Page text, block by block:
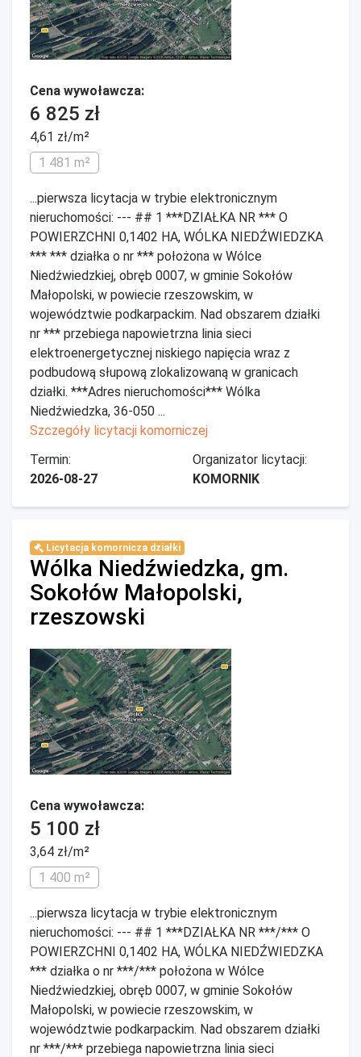
Cena wywoławcza:
6 825 zł
4,61 zł/m²
1 481 m²
...pierwsza licytacja w trybie elektronicznym
nieruchomości: --- ## 1 ***DZIAŁKA NR *** O
POWIERZCHNI 0,1402 HA, WÓLKA NIEDŹWIEDZKA
*** *** działka o nr *** położona w Wólce
Niedźwiedzkiej, obręb 0007, w gminie Sokołów
Małopolski, w powiecie rzeszowskim, w
województwie podkarpackim. Nad obszarem działki
nr *** przebiega napowietrzna linia sieci
elektroenergetycznej niskiego napięcia wraz z
podbudową słupową zlokalizowaną w granicach
działki. ***Adres nieruchomości*** Wólka
Niedźwiedzka, 36-050 ...
Szczegóły licytacji komorniczej
Termin:
2026-08-27
Organizator licytacji:
KOMORNIK
Licytacja komornicza działki
Wólka Niedźwiedzka, gm.
Sokołów Małopolski,
rzeszowski
Cena wywoławcza:
5 100 zł
3,64 zł/m²
1 400 m²
...pierwsza licytacja w trybie elektronicznym
nieruchomości: --- ## 1 ***DZIAŁKA NR ***/*** O
POWIERZCHNI 0,1402 HA, WÓLKA NIEDŹWIEDZKA
*** działka o nr ***/*** położona w Wólce
Niedźwiedzkiej, obręb 0007, w gminie Sokołów
Małopolski, w powiecie rzeszowskim, w
województwie podkarpackim. Nad obszarem działki
nr ***/*** przebiega napowietrzna linia sieci